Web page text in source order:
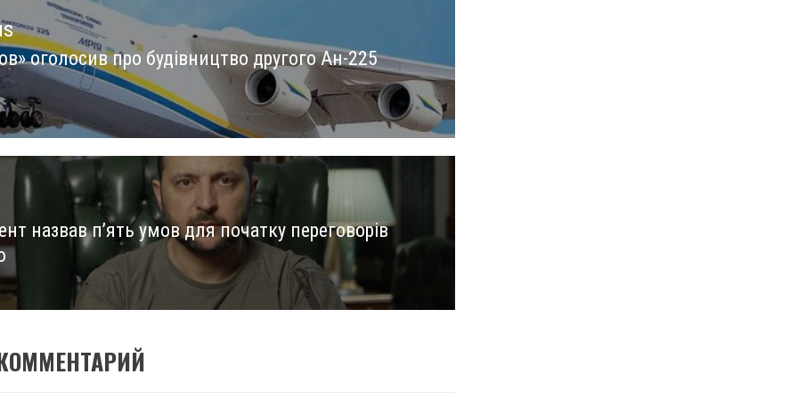
оголосив про будівництво другого Ан-225
назвав п’ять умов для початку переговорів